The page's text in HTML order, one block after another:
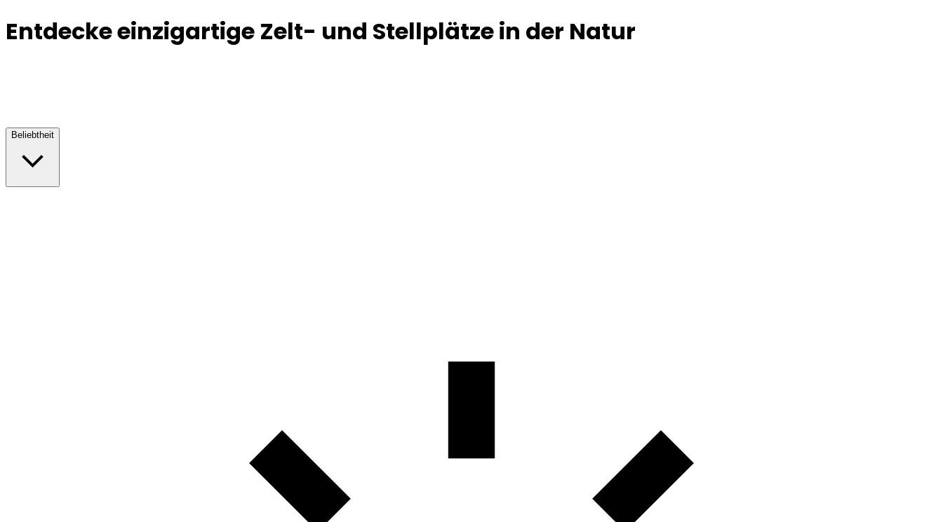
Entdecke einzigartige Zelt- und Stellplätze in der Natur
Beliebtheit